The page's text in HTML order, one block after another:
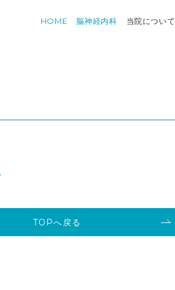
HOME 脳神経内科 当院について
TOPへ戻る